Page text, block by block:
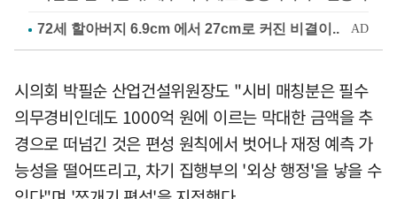
시의회 박필순 산업건설위원장도 "시비 매칭분은 필수
의무경비인데도 1000억 원에 이르는 막대한 금액을 추
경으로 떠넘긴 것은 편성 원칙에서 벗어나 재정 예측 가
능성을 떨어뜨리고, 차기 집행부의 '외상 행정'을 낳을 수